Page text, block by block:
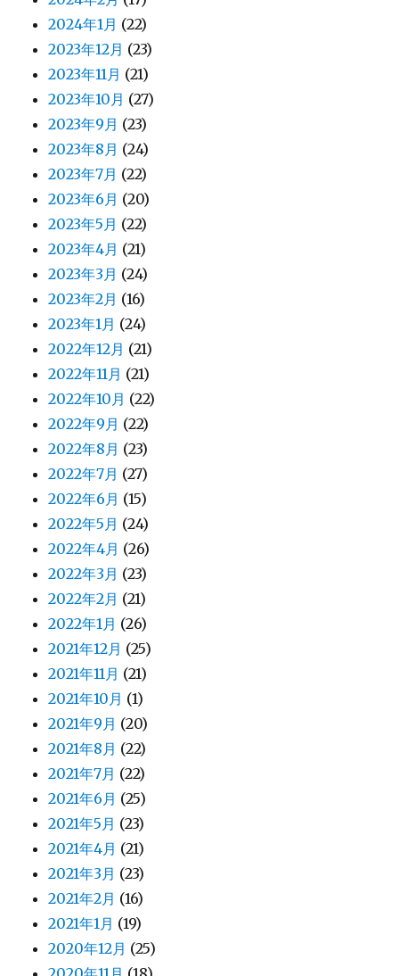
2024年1月 (22)
2023年12月 (23)
2023年11月 (21)
2023年10月 (27)
2023年9月 (23)
2023年8月 (24)
2023年7月 (22)
2023年6月 (20)
2023年5月 (22)
2023年4月 (21)
2023年3月 (24)
2023年2月 (16)
2023年1月 (24)
2022年12月 (21)
2022年11月 (21)
2022年10月 (22)
2022年9月 (22)
2022年8月 (23)
2022年7月 (27)
2022年6月 (15)
2022年5月 (24)
2022年4月 (26)
2022年3月 (23)
2022年2月 (21)
2022年1月 (26)
2021年12月 (25)
2021年11月 (21)
2021年10月 (1)
2021年9月 (20)
2021年8月 (22)
2021年7月 (22)
2021年6月 (25)
2021年5月 (23)
2021年4月 (21)
2021年3月 (23)
2021年2月 (16)
2021年1月 (19)
2020年12月 (25)